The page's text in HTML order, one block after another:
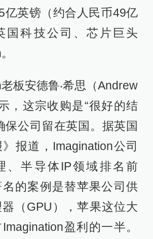
亿英镑（约合人民币49亿
国科技公司、芯片巨头
板安德鲁‧希思（Andrew
，这宗收购是“很好的结
保公司留在英国。据英国
》报道，Imagination公司
、半导体IP领域排名前
的案例是替苹果公司供
（GPU），苹果这位大
盈利的一半。